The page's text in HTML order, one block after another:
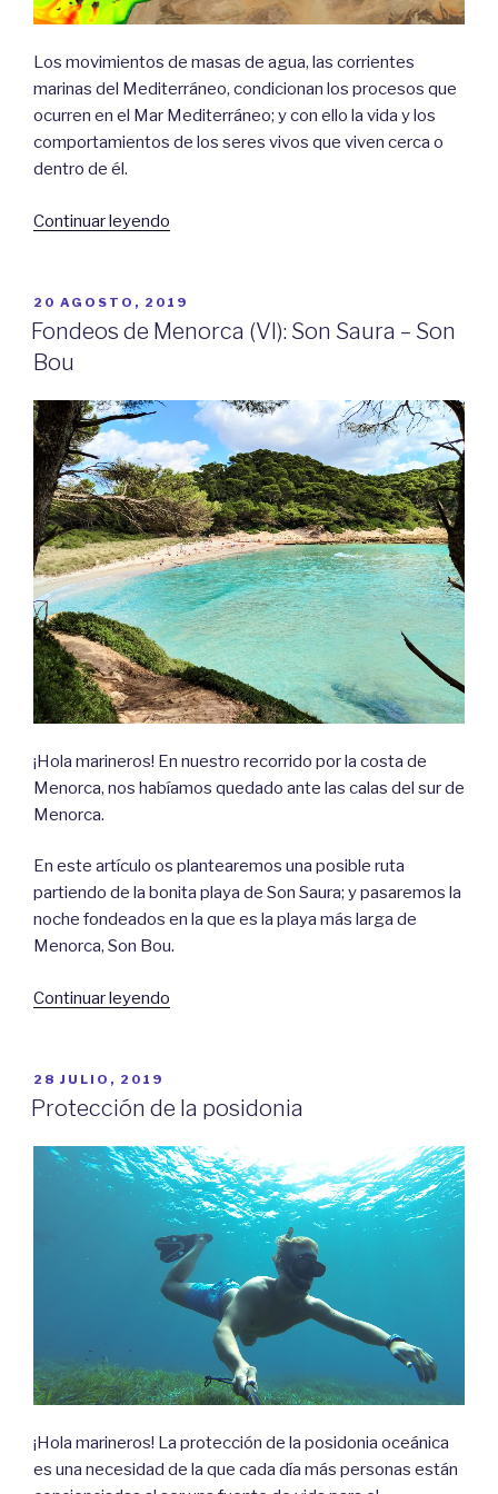
Los movimientos de masas de agua, las corrientes
marinas del Mediterráneo, condicionan los procesos que
ocurren en el Mar Mediterráneo; y con ello la vida y los
comportamientos de los seres vivos que viven cerca o
dentro de él.
Continuar leyendo
Mediterráneo»
PUBLICADO
EL
20 AGOSTO, 2019
Fondeos de Menorca (VI): Son Saura – Son
Bou
¡Hola marineros! En nuestro recorrido por la costa de
Menorca, nos habíamos quedado ante las calas del sur de
Menorca.
En este artículo os plantearemos una posible ruta
partiendo de la bonita playa de Son Saura; y pasaremos la
noche fondeados en la que es la playa más larga de
Menorca, Son Bou.
Continuar leyendo
Son
–
Son
Bou»
PUBLICADO
EL
28 JULIO, 2019
Protección de la posidonia
¡Hola marineros! La protección de la posidonia oceánica
es una necesidad de la que cada día más personas están